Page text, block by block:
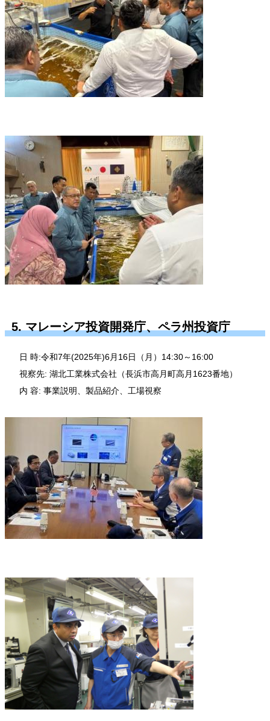
5. マレーシア投資開発庁、ペラ州投資庁
日 時:令和7年(2025年)6月16日（月）14:30～16:00
視察先: 湖北工業株式会社（長浜市高月町高月1623番地）
内 容: 事業説明、製品紹介、工場視察